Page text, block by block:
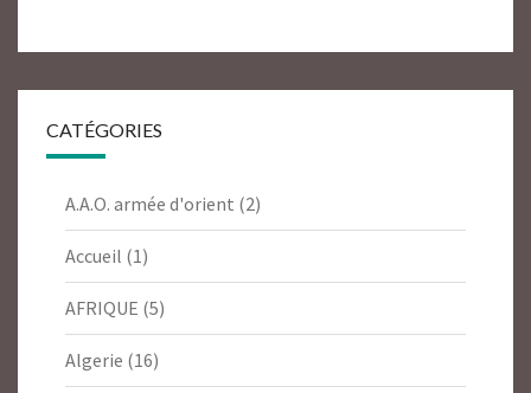
CATÉGORIES
A.A.O. armée d'orient (2)
Accueil (1)
AFRIQUE (5)
Algerie (16)